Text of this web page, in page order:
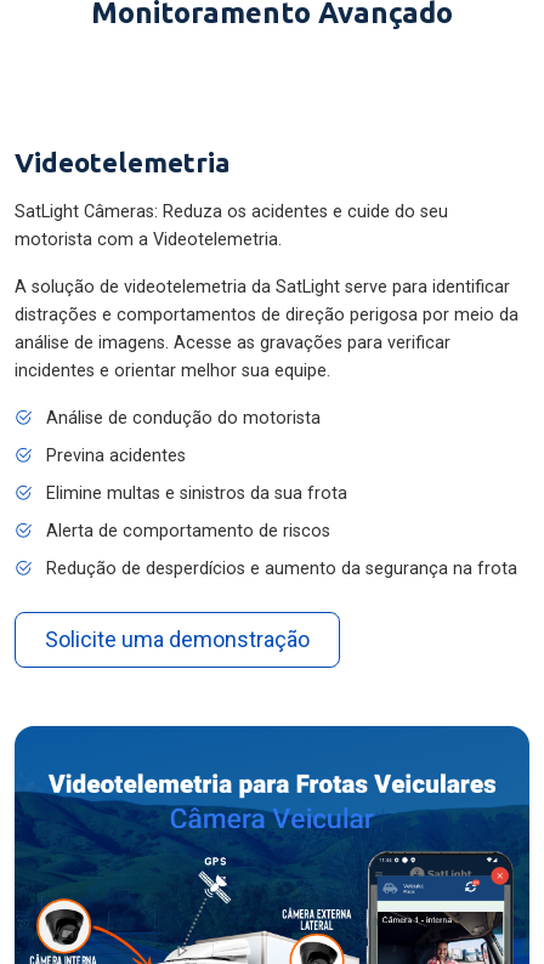
Monitoramento Avançado
Videotelemetria
SatLight Câmeras: Reduza os acidentes e cuide do seu
motorista com a Videotelemetria.
A solução de videotelemetria da SatLight serve para identificar
distrações e comportamentos de direção perigosa por meio da
análise de imagens. Acesse as gravações para verificar
incidentes e orientar melhor sua equipe.
Análise de condução do motorista
Previna acidentes
Elimine multas e sinistros da sua frota
Alerta de comportamento de riscos
Redução de desperdícios e aumento da segurança na frota
Solicite uma demonstração